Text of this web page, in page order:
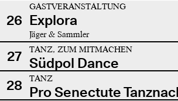
26
GASTVERANSTALTUNG
Explora
Jäger & Sammler
27 TANZ, ZUM MITMACHEN
Südpol Dance
28
TANZ
Pro Senectute